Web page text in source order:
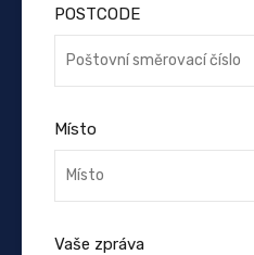
POSTCODE
Místo
Vaše zpráva